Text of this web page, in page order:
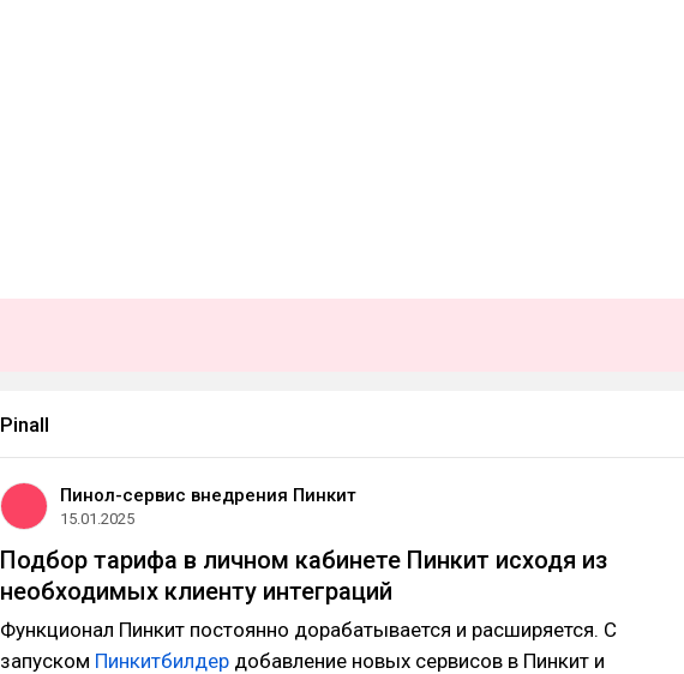
Pinall
Пинол-сервис внедрения Пинкит
15.01.2025
Подбор тарифа в личном кабинете Пинкит исходя из
необходимых клиенту интеграций
Функционал Пинкит постоянно дорабатывается и расширяется. С
запуском Пинкитбилдер добавление новых сервисов в Пинкит и